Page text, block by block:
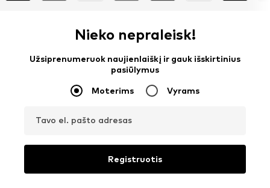
Nieko nepraleisk!
Užsiprenumeruok naujienlaiškį ir gauk išskirtinius
pasiūlymus
Moterims Vyrams
Tavo el. pašto adresas
Registruotis